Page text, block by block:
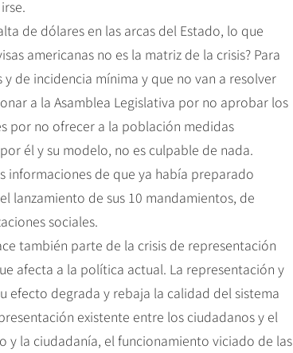
de dólares en las arcas del Estado, lo que
americanas no es la matriz de la crisis? Para
de incidencia mínima y que no van a resolver
a la Asamblea Legislativa por no aprobar los
por no ofrecer a la población medidas
él y su modelo, no es culpable de nada.
informaciones de que ya había preparado
lanzamiento de sus 10 mandamientos, de
sociales.
también parte de la crisis de representación
afecta a la política actual. La representación y
efecto degrada y rebaja la calidad del sistema
existente entre los ciudadanos y el
y la ciudadanía, el funcionamiento viciado de las